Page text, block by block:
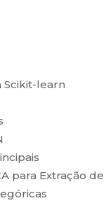
learn
para Extração